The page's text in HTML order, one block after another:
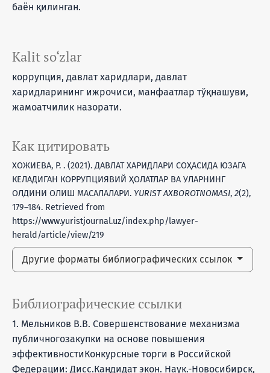
Kalit so‘zlar
коррупция, давлат харидлари, давлат
харидларининг ижрочиси, манфаатлар тўқнашуви,
жамоатчилик назорати.
Как цитировать
ХОЖИЕВА, Р. . (2021). ДАВЛАТ ХАРИДЛАРИ СОҲАСИДА ЮЗАГА
КЕЛАДИГАН КОРРУПЦИЯВИЙ ҲОЛАТЛАР ВА УЛАРНИНГ
ОЛДИНИ ОЛИШ МАСАЛАЛАРИ. YURIST AXBOROTNOMASI, 2(2),
179–184. Retrieved from
https://www.yuristjournal.uz/index.php/lawyer-
herald/article/view/219
Другие форматы библиографических ссылок
баён қилинган.
Библиографические ссылки
1. Мельников В.В. Совершенствование механизма
публичногозакупки на основе повышения
эффективностиКонкурсные торги в Российской
Федерации: Дисс.Кандидат экон. Наук.-Новосибирск,